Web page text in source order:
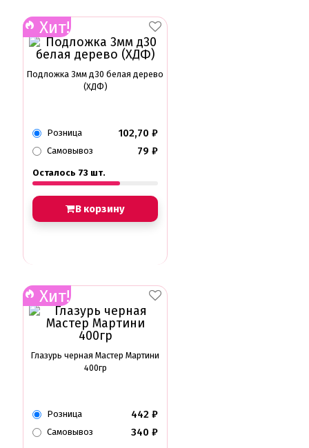
Хит!
Подложка 3мм д30 белая дерево
(ХДФ)
Розница 102,70 ₽
Самовывоз 79 ₽
Осталось 73 шт.
В корзину
Хит!
Глазурь черная Мастер Мартини
400гр
Розница 442 ₽
Самовывоз 340 ₽